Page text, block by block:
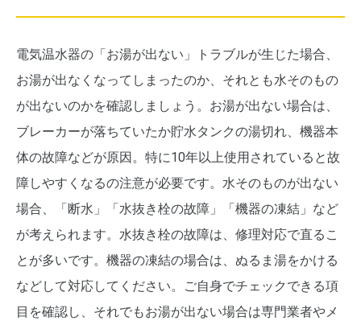
電気温水器の「お湯が出ない」トラブルが生じた場合、
お湯が出なくなってしまったのか、それとも水そのもの
が出ないのかを確認しましょう。お湯が出ない場合は、
ブレーカーが落ちていたか貯水タンクの湯切れ、機器本
体の故障などが原因。特に10年以上使用されていると故
障しやすくなるの注意が必要です。水そのものが出ない
場合、「断水」「水抜き栓の故障」「機器の凍結」など
が考えられます。水抜き栓の故障は、修理対応で直るこ
とが多いです。機器の凍結の場合は、ぬるま湯をかける
などして対応してください。ご自身でチェックできる項
目を確認し、それでもお湯が出ない場合は専門業者やメ